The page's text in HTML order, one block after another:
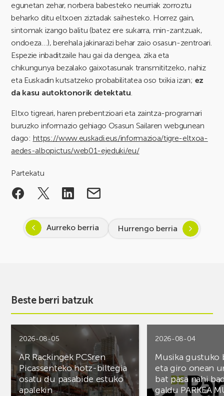
egunetan zehar, norbera babesteko neurriak zorroztu
beharko ditu eltxoen ziztadak saihesteko. Horrez gain,
sintomak izango balitu (batez ere sukarra, min-zantzuak,
ondoeza…), berehala jakinarazi behar zaio osasun-zentroari.
Espezie inbaditzaile hau gai da dengea, zika eta
chikungunya bezalako gaixotasunak transmititzeko, nahiz
eta Euskadin kutsatzeko probabilitatea oso txikia izan; ez
da kasu autoktonorik detektatu.
Eltxo tigreari, haren prebentzioari eta zaintza-programari
buruzko informazio gehiago Osasun Sailaren webgunean
dago: https://www.euskadi.eus/informazioa/tigre-eltxoa-
aedes-albopictus/web01-ejeduki/eu/
Partekatu
Aurreko berria Hurrengo berria
Beste berri batzuk
2026-08-05
AR Rackingek PCSren
Picassenteko hotz-biltegia
osatu du pasabide estuko
apalekin
2026-08-04
Musika gustuko
eta giro onean
bat pasa nahi
galdu PARKEA